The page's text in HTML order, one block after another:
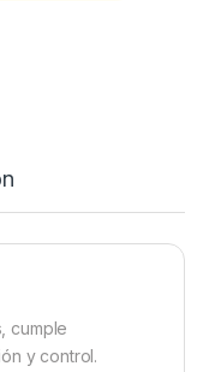
cumple
y control.